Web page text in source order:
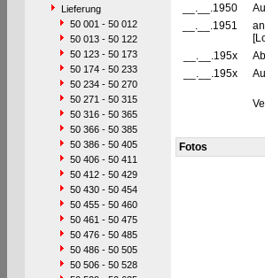
Lieferung
50 001 - 50 012
50 013 - 50 122
50 123 - 50 173
50 174 - 50 233
50 234 - 50 270
50 271 - 50 315
50 316 - 50 365
50 366 - 50 385
50 386 - 50 405
50 406 - 50 411
50 412 - 50 429
50 430 - 50 454
50 455 - 50 460
50 461 - 50 475
50 476 - 50 485
50 486 - 50 505
50 506 - 50 528
__.__.1950
__.__.1951
__.__.195x
__.__.195x
Fotos